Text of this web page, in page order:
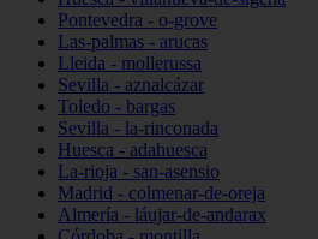
Pontevedra - o-grove
Las-palmas - arucas
Lleida - mollerussa
Sevilla - aznalcázar
Toledo - bargas
Sevilla - la-rinconada
Huesca - adahuesca
La-rioja - san-asensio
Madrid - colmenar-de-oreja
Almería - láujar-de-andarax